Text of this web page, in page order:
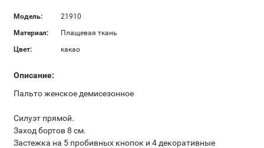
Модель:
21910
Материал:
Плащевая ткань
Цвет:
какао
Описание:
Пальто женское демисезонное
Силуэт прямой.
Заход бортов 8 см.
Застежка на 5 пробивных кнопок и 4 декоративные